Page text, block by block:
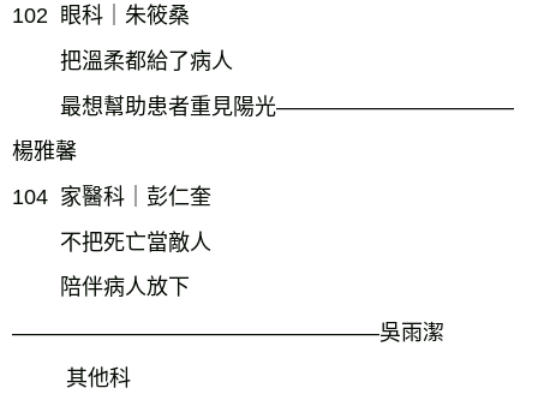
102
眼科｜朱筱桑
把溫柔都給了病人
最想幫助患者重見陽光―――――――――――
楊雅馨
104 家醫科｜彭仁奎
不把死亡當敵人
陪伴病人放下
―――――――――――――――――吳雨潔
其他科